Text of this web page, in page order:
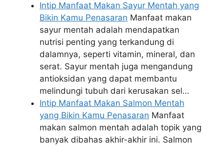
Intip Manfaat Makan Sayur Mentah yang
Bikin Kamu Penasaran Manfaat makan
sayur mentah adalah mendapatkan
nutrisi penting yang terkandung di
dalamnya, seperti vitamin, mineral, dan
serat. Sayur mentah juga mengandung
antioksidan yang dapat membantu
melindungi tubuh dari kerusakan sel…
Intip Manfaat Makan Salmon Mentah
yang Bikin Kamu Penasaran Manfaat
makan salmon mentah adalah topik yang
banyak dibahas akhir-akhir ini. Salmon